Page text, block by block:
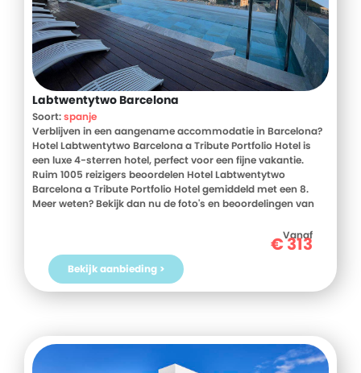
Labtwentytwo Barcelona
Soort:spanje
Verblijven in een aangename accommodatie in Barcelona?
Hotel Labtwentytwo Barcelona a Tribute Portfolio Hotel is
een luxe 4-sterren hotel, perfect voor een fijne vakantie.
Ruim 1005 reizigers beoordelen Hotel Labtwentytwo
Barcelona a Tribute Portfolio Hotel gemiddeld met een 8.
Meer weten? Bekijk dan nu de foto's en beoordelingen van
meer informatie! Ben jij toe aan een heerlijke vakantie in
Spanje? Boek jouw vakantie naar Hotel Labtwentytwo
Barcelona a Tribute Portfolio Hotel vandaag nog!
Vanaf
€313
Bekijk aanbieding >